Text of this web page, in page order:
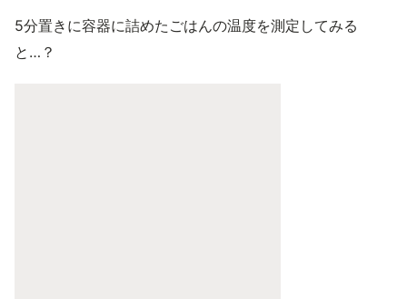
5分置きに容器に詰めたごはんの温度を測定してみる
と…？